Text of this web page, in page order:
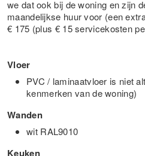
we dat ook bij de woning en zijn
maandelijkse huur voor (een
€ 175 (plus € 15 servicekosten
Vloer
PVC / laminaatvloer is niet
kenmerken van de woning)
Wanden
wit RAL9010
Keuken